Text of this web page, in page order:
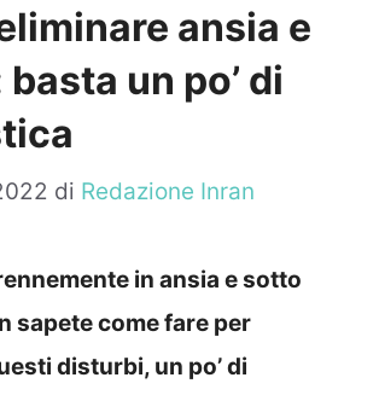
ansia e
un po’ di
di Redazione Inran
in ansia e sotto
sapete come fare per
disturbi, un po’ di